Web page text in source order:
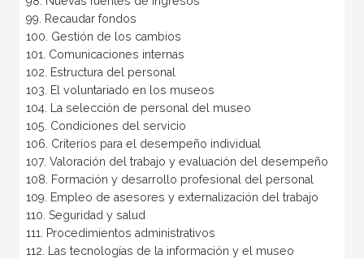
99. Recaudar fondos
100. Gestión de los cambios
101. Comunicaciones internas
102. Estructura del personal
103. El voluntariado en los museos
104. La selección de personal del museo
105. Condiciones del servicio
106. Criterios para el desempeño individual
107. Valoración del trabajo y evaluación del desempeño
108. Formación y desarrollo profesional del personal
109. Empleo de asesores y externalización del trabajo
110. Seguridad y salud
111. Procedimientos administrativos
112. Las tecnologías de la información y el museo